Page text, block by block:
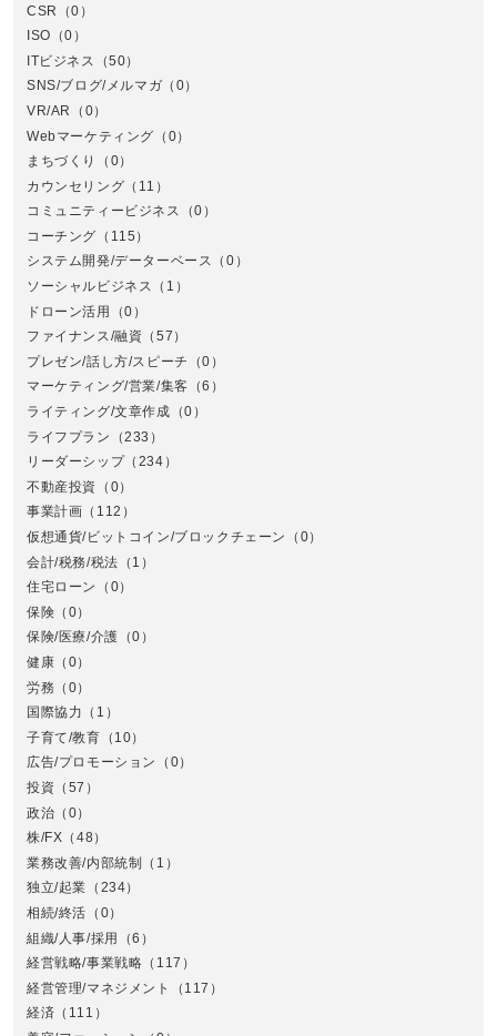
CSR
（0）
ISO （0）
ITビジネス
（50）
SNS/ブログ/メルマガ （0）
VR/AR
（0）
Webマーケティング （0）
まちづくり
（0）
カウンセリング （11）
コミュニティービジネス
（0）
コーチング （115）
システム開発/データーベース （0）
ソーシャルビジネス （1）
ドローン活用
（0）
ファイナンス/融資 （57）
プレゼン/話し方/スピーチ
（0）
マーケティング/営業/集客 （6）
ライティング/文章作成 （0）
ライフプラン
（233）
リーダーシップ（234）
不動産投資 （0）
事業計画 （112）
仮想通貨/ビットコイン/ブロックチェーン
（0）
会計/税務/税法 （1）
住宅ローン
（0）
保険 （0）
保険/医療/介護 （0）
健康 （0）
労務 （0）
国際協力 （1）
子育て/教育 （10）
広告/プロモーション
（0）
投資 （57）
政治 （0）
株/FX （48）
業務改善/内部統制 （1）
独立/起業 （234）
相続/終活 （0）
組織/人事/採用
（6）
経営戦略/事業戦略 （117）
経営管理/マネジメント
（117）
経済 （111）